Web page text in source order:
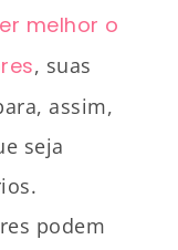
melhor o
, suas
assim,
seja
podem